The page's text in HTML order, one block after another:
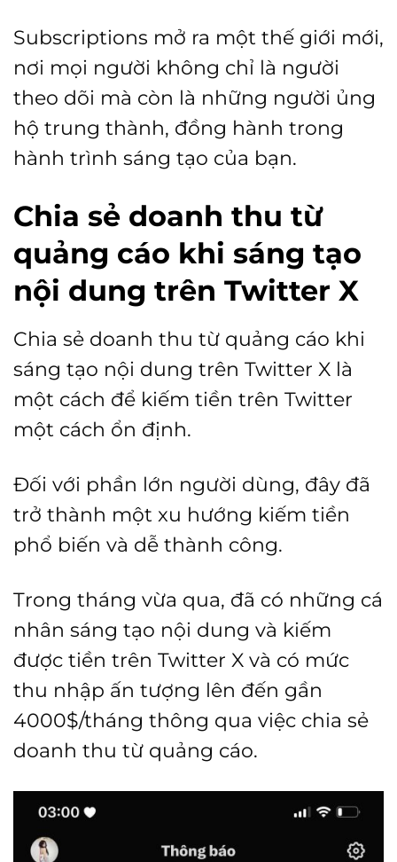
Subscriptions mở ra một thế giới mới,
nơi mọi người không chỉ là người
theo dõi mà còn là những người ủng
hộ trung thành, đồng hành trong
hành trình sáng tạo của bạn.
Chia sẻ doanh thu từ
quảng cáo khi sáng tạo
nội dung trên Twitter X
Chia sẻ doanh thu từ quảng cáo khi
sáng tạo nội dung trên Twitter X là
một cách để kiếm tiền trên Twitter
một cách ổn định.
Đối với phần lớn người dùng, đây đã
trở thành một xu hướng kiếm tiền
phổ biến và dễ thành công.
Trong tháng vừa qua, đã có những cá
nhân sáng tạo nội dung và kiếm
được tiền trên Twitter X và có mức
thu nhập ấn tượng lên đến gần
4000$/tháng thông qua việc chia sẻ
doanh thu từ quảng cáo.